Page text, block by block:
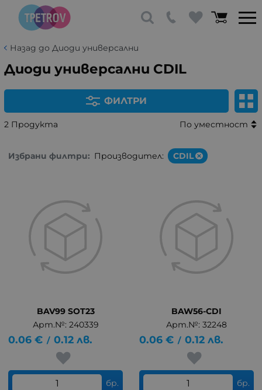
Назад до Диоди универсални
Диоди универсални CDIL
ФИЛТРИ
2 Продукта По уместност
Избрани филтри: Производител: CDIL
BAV99 SOT23
Арт.№: 240339
0.06 € / 0.12 лв.
бр.
BAW56-CDI
Арт.№: 32248
0.06 € / 0.12 лв.
бр.